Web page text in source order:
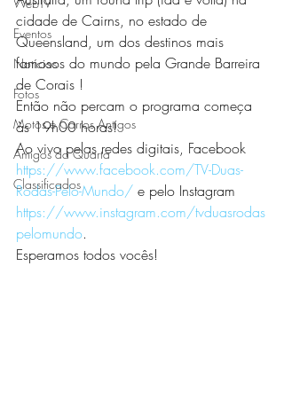
Eventos
Notícias
Fotos
Motos e Carros Antigos
Amigos da Quarta
Classificados
cidade de Cairns, no estado de
Queensland, um dos destinos mais
famosos do mundo pela Grande Barreira
de Corais !
Então não percam o programa começa
às 19h00 horas!
Ao vivo pelas redes digitais, Facebook
https://www.facebook.com/TV-Duas-
Rodas-Pelo-Mundo/ e pelo Instagram
https://www.instagram.com/tvduasrodas
pelomundo.
Esperamos todos vocês!